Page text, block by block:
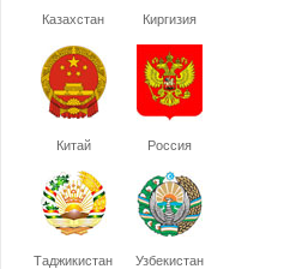
Казахстан Киргизия
Китай Россия
Таджикистан Узбекистан